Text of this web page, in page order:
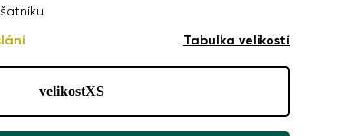
Tabulka velikostí
velikostXS